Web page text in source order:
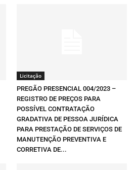
Licitação
PREGÃO PRESENCIAL 004/2023 –
REGISTRO DE PREÇOS PARA
POSSÍVEL CONTRATAÇÃO
GRADATIVA DE PESSOA JURÍDICA
PARA PRESTAÇÃO DE SERVIÇOS DE
MANUTENÇÃO PREVENTIVA E
CORRETIVA DE...